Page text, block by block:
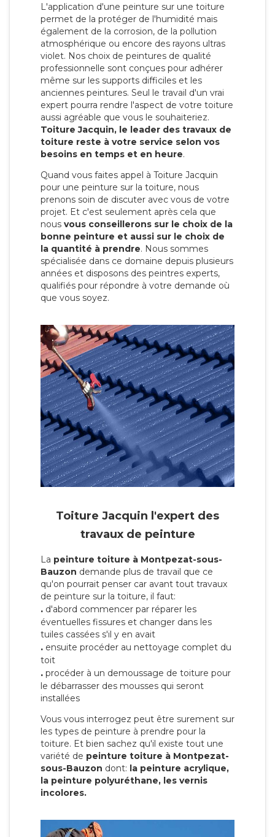
L'application d'une peinture sur une toiture
permet de la protéger de l'humidité mais
également de la corrosion, de la pollution
atmosphérique ou encore des rayons ultras
violet. Nos choix de peintures de qualité
professionnelle sont conçues pour adhérer
même sur les supports difficiles et les
anciennes peintures. Seul le travail d'un vrai
expert pourra rendre l'aspect de votre toiture
aussi agréable que vous le souhaiteriez.
Toiture Jacquin, le leader des travaux de
toiture reste à votre service selon vos
besoins en temps et en heure.
Quand vous faites appel à Toiture Jacquin
pour une peinture sur la toiture, nous
prenons soin de discuter avec vous de votre
projet. Et c'est seulement après cela que
nous vous conseillerons sur le choix de la
bonne peinture et aussi sur le choix de
la quantité à prendre. Nous sommes
spécialisée dans ce domaine depuis plusieurs
années et disposons des peintres experts,
qualifiés pour répondre à votre demande où
que vous soyez.
Toiture Jacquin l'expert des
travaux de peinture
La peinture toiture à Montpezat-sous-
Bauzon demande plus de travail que ce
qu'on pourrait penser car avant tout travaux
de peinture sur la toiture, il faut:
. d'abord commencer par réparer les
éventuelles fissures et changer dans les
tuiles cassées s'il y en avait
. ensuite procéder au nettoyage complet du
toit
. procéder à un demoussage de toiture pour
le débarrasser des mousses qui seront
installées
Vous vous interrogez peut être surement sur
les types de peinture à prendre pour la
toiture. Et bien sachez qu'il existe tout une
variété de peinture toiture à Montpezat-
sous-Bauzon dont: la peinture acrylique,
la peinture polyuréthane, les vernis
incolores.